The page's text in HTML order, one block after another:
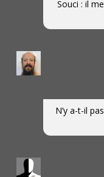
Souci : il
N’y a-t-il